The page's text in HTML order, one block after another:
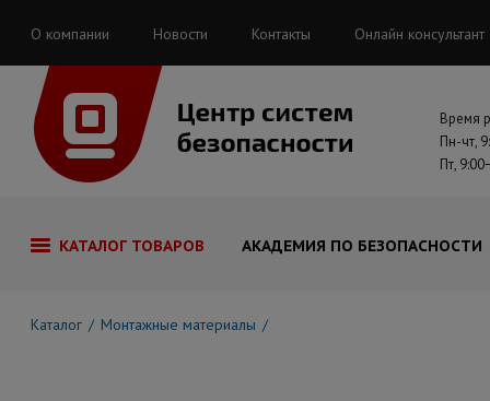
О компании Новости Контакты Онлайн консультант
Время
Пн-чт,
Пт,
КАТАЛОГ ТОВАРОВ АКАДЕМИЯ ПО БЕЗОПАСНОСТИ
Каталог Монтажные материалы